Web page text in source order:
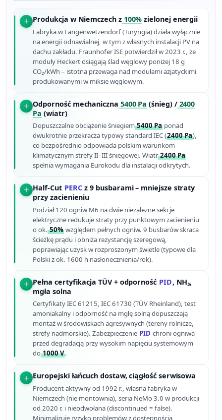
Produkcja w Niemczech z100% zielonej energii
Fabryka w Langenwetzendorf (Turyngia) działa wyłącznie
na energii odnawialnej, w tym z własnych instalacji PV na
dachu zakładu. Fraunhofer ISE potwierdził w 2023 r., że
moduły Heckert osiągają ślad węglowy poniżej 18 g
CO₂/kWh – istotna przewaga nad modułami azjatyckimi
produkowanymi w miksie węglowym.
Odporność mechaniczna 5400 Pa (śnieg) /2400
Pa (wiatr)
Dopuszczalne obciążenie śniegiem5400 Pa ponad
dwukrotnie przekracza typowy standard IEC (2400 Pa),
co bezpośrednio odpowiada polskim warunkom
klimatycznym strefy II–III śniegowej. Wiatr2400 Pa
spełnia wymagania Eurokodu dla instalacji odkrytych.
Half-Cut PERC z 9 busbarami – mniejsze straty
przy zacienieniu
Podział 120 ogniw M6 na dwie niezależne sekcje
elektryczne redukuje straty przy punktowym zacienieniu
o ok.50% względem pełnych ogniw. 9 busbarów skraca
ścieżkę prądu i obniża rezystancję szeregową,
poprawiając uzysk w rozproszonym świetle (typowe dla
Polski z ok. 1600 h nasłonecznienia/rok).
Pełna certyfikacja TÜV + odporność PID, NH₃,
mgła solna
Certyfikaty IEC 61215, IEC 61730 (TÜV Rheinland), test
amoniakalny i odporność na mgłę solną dopuszczają
montaż w środowiskach agresywnych (tereny rolnicze,
strefy nadmorskie). Zabezpieczenie PID chroni ogniwa
przed degradacją przy wysokim napięciu systemowym
do1000 V.
Europejski łańcuch dostaw, ciągłość serwisowa
Producent aktywny od 1992 r., własna fabryka w
Niemczech (nie montownia), seria NeMo 3.0 w produkcji
od 2020 r. i nieodwołana (discontinued = false).
Minimalizuje ryzyko problemów z dostępnością